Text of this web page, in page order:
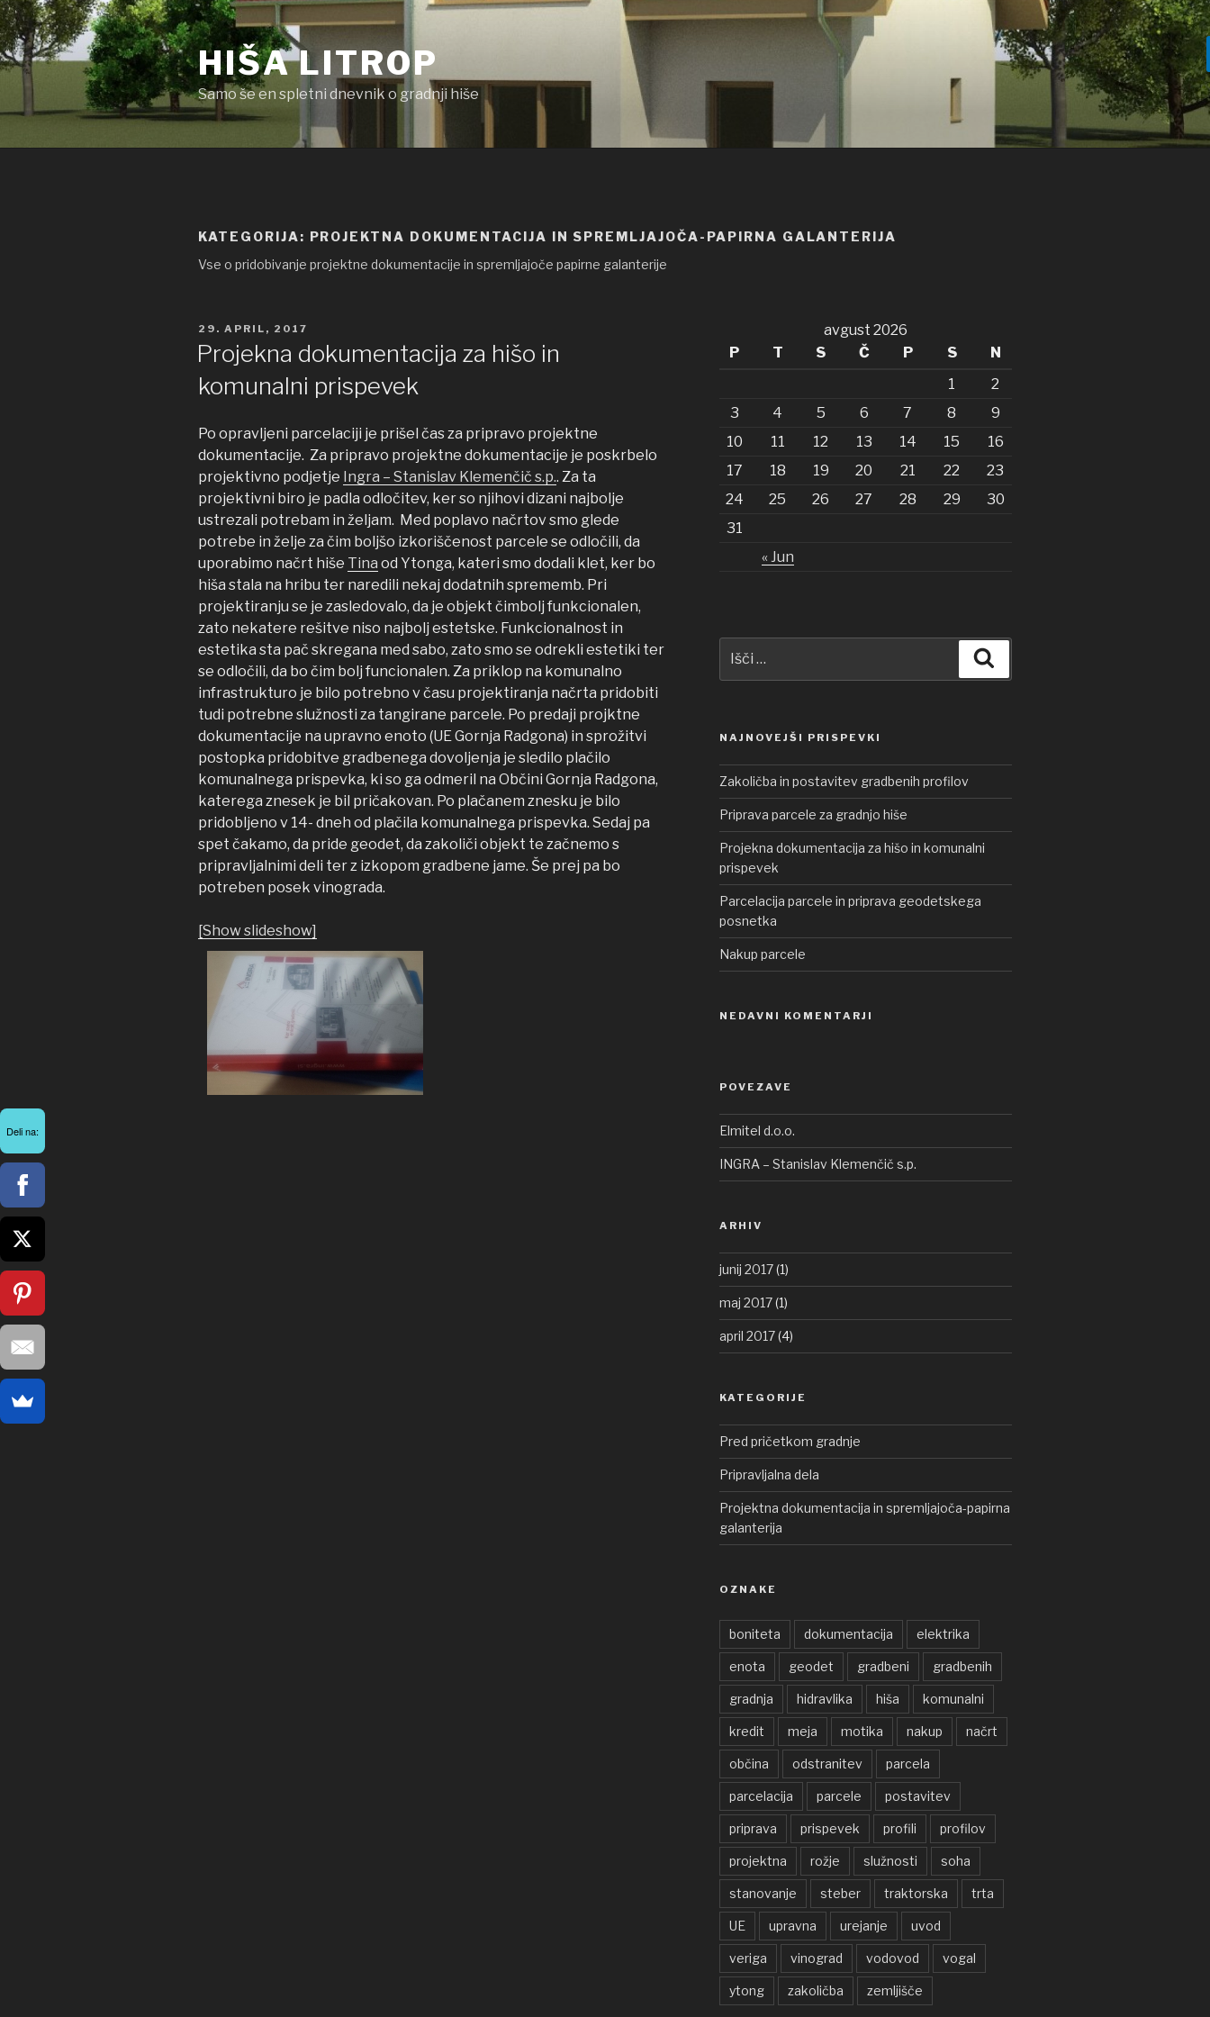
Skoči
na
vsebino
HIŠA LITROP
Samo še en spletni dnevnik o gradnji hiše
KATEGORIJA: PROJEKTNA DOKUMENTACIJA IN SPREMLJAJOČA-PAPIRNA GALANTERIJA
Vse o pridobivanje projektne dokumentacije in spremljajoče papirne galanterije
OBJAVLJENO
DNE
29. APRIL, 2017
Projekna dokumentacija za hišo in
komunalni prispevek
Po opravljeni parcelaciji je prišel čas za pripravo projektne
dokumentacije. Za pripravo projektne dokumentacije je poskrbelo
projektivno podjetje Ingra – Stanislav Klemenčič s.p.. Za ta
projektivni biro je padla odločitev, ker so njihovi dizani najbolje
ustrezali potrebam in željam. Med poplavo načrtov smo glede
potrebe in želje za čim boljšo izkoriščenost parcele se odločili, da
uporabimo načrt hiše Tina od Ytonga, kateri smo dodali klet, ker bo
hiša stala na hribu ter naredili nekaj dodatnih sprememb. Pri
projektiranju se je zasledovalo, da je objekt čimbolj funkcionalen,
zato nekatere rešitve niso najbolj estetske. Funkcionalnost in
estetika sta pač skregana med sabo, zato smo se odrekli estetiki ter
se odločili, da bo čim bolj funcionalen. Za priklop na komunalno
infrastrukturo je bilo potrebno v času projektiranja načrta pridobiti
tudi potrebne služnosti za tangirane parcele. Po predaji projktne
dokumentacije na upravno enoto (UE Gornja Radgona) in sprožitvi
postopka pridobitve gradbenega dovoljenja je sledilo plačilo
komunalnega prispevka, ki so ga odmeril na Občini Gornja Radgona,
katerega znesek je bil pričakovan. Po plačanem znesku je bilo
pridobljeno v 14- dneh od plačila komunalnega prispevka. Sedaj pa
spet čakamo, da pride geodet, da zakoliči objekt te začnemo s
pripravljalnimi deli ter z izkopom gradbene jame. Še prej pa bo
potreben posek vinograda.
[Show slideshow]
avgust 2026
P
T S Č P S N
« Jun
1
2
3
4 5 6 7 8
9
10
11 12 13 14 15
16
17
18 19 20 21 22
23
24
25 26 27 28 29
30
31
NAJNOVEJŠI PRISPEVKI
Zakoličba in postavitev gradbenih profilov
Priprava parcele za gradnjo hiše
Projekna dokumentacija za hišo in komunalni
prispevek
Parcelacija parcele in priprava geodetskega
posnetka
Nakup parcele
NEDAVNI KOMENTARJI
POVEZAVE
Elmitel d.o.o.
INGRA – Stanislav Klemenčič s.p.
ARHIV
junij 2017(1)
maj 2017(1)
april 2017(4)
KATEGORIJE
Pred pričetkom gradnje
Pripravljalna dela
Projektna dokumentacija in spremljajoča-papirna
galanterija
OZNAKE
boniteta dokumentacija elektrika
enota geodet gradbeni gradbenih
gradnja hidravlika hiša komunalni
kredit meja motika nakup načrt
občina odstranitev parcela
parcelacija parcele postavitev
priprava prispevek profili profilov
projektna rožje služnosti soha
stanovanje steber traktorska trta
UE upravna urejanje uvod
veriga vinograd vodovod vogal
ytong zakoličba zemljišče
Deli na: